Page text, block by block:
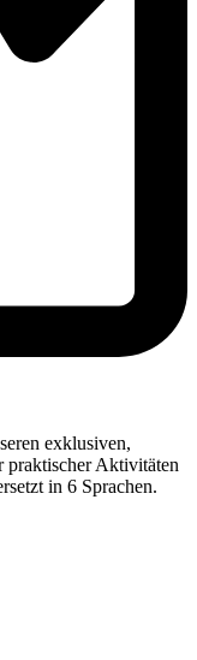
exklusiven,
praktischer Aktivitäten
in 6 Sprachen.